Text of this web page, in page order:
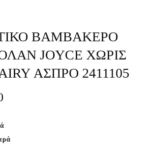
ΒΑΜΒΑΚΕΡΟ
JOYCE ΧΩΡΙΣ
ΑΣΠΡΟ 2411105